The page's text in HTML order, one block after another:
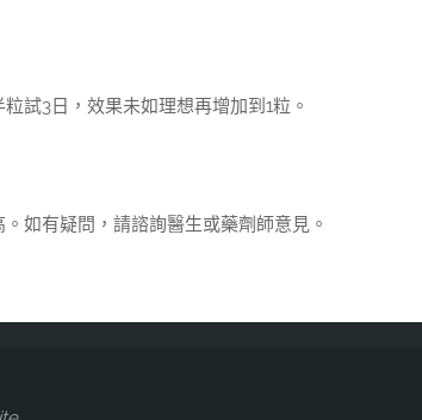
試3日，效果未如理想再增加到1粒。
如有疑問，請諮詢醫生或藥劑師意見。